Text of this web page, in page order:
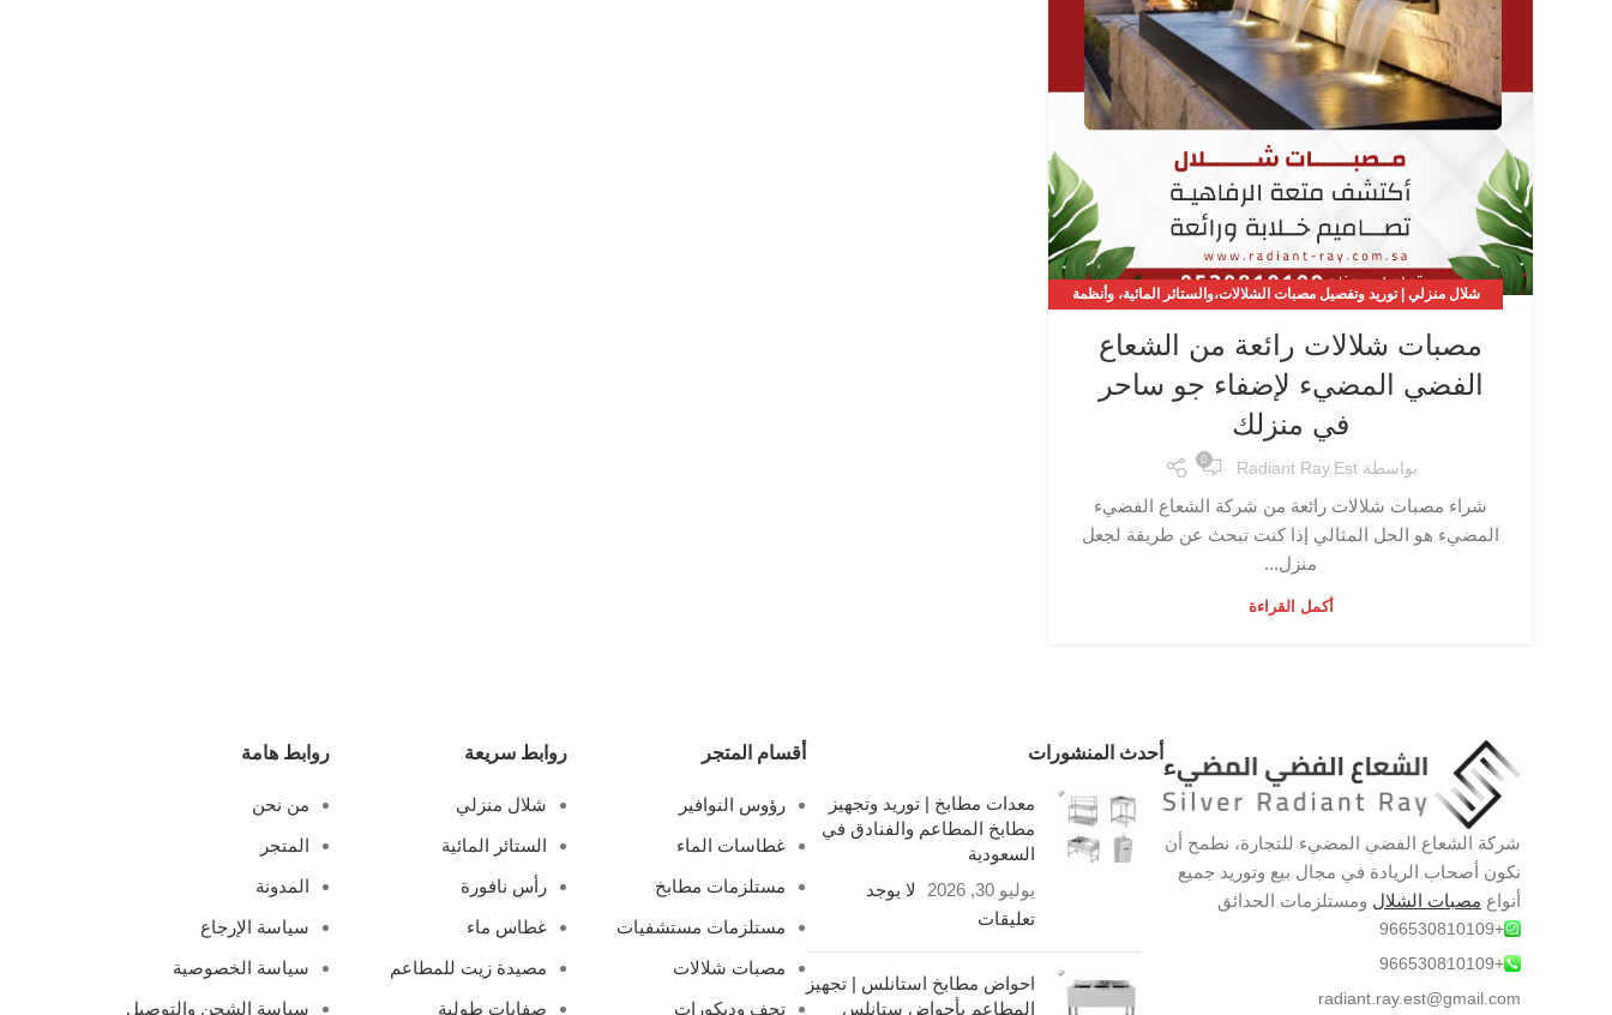
شلال منزلي | توريد وتفصيل مصبات الشلالات،والستائر المائية، وأنظمة
,مصبات الشلال | حوّل حديقتك إلى واحة من الاسترخاء والفخامة
مصبات شلالات رائعة من الشعاع
الفضي المضيء لإضفاء جو ساحر
في منزلك
بواسطة Radiant Ray.est
0
شراء مصبات شلالات رائعة من شركة الشعاع الفضيء
المضيء هو الحل المثالي إذا كنت تبحث عن طريقة لجعل
منزل...
أكمل القراءة
شركة الشعاع الفضي المضيء للتجارة، نطمح أن
نكون أصحاب الريادة في مجال بيع وتوريد جميع
أنواع مصبات الشلال ومستلزمات الحدائق
+966530810109
+966530810109
radiant.ray.est@gmail.com
أحدث المنشورات
معدات مطابخ | توريد وتجهيز
مطابخ المطاعم والفنادق في
السعودية
يوليو 30, 2026
لا يوجد
تعليقات
احواض مطابخ استانلس | تجهيز
المطاعم بأحواض ستانلس
أقسام المتجر
رؤوس النوافير
غطاسات الماء
مستلزمات مطابخ
مستلزمات مستشفيات
مصبات شلالات
تحف وديكورات
روابط سريعة
شلال منزلي
الستائر المائية
رأس نافورة
غطاس ماء
مصيدة زيت للمطاعم
صفايات طولية
روابط هامة
من نحن
المتجر
المدونة
سياسة الإرجاع
سياسة الخصوصية
سياسة الشحن والتوصيل